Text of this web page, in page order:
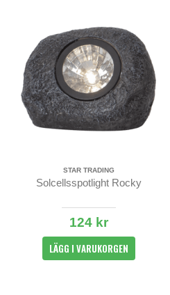
STAR TRADING
Solcellsspotlight Rocky
124 kr
LÄGG I VARUKORGEN